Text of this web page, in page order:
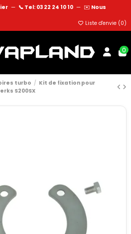
— 📞 Tel: 03 22 24 10 10 — ✉️ Nous
Liste d'envie (0)
0
turbo
Kit de fixation pour
S200SX